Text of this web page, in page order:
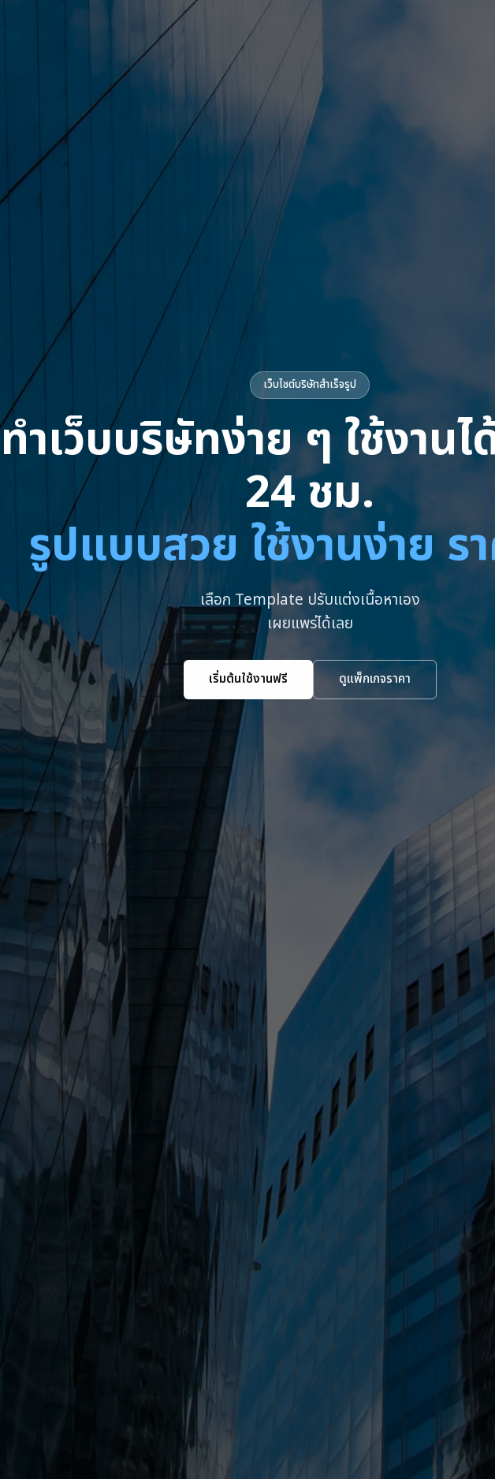
เว็บไซต์บริษัทสำเร็จรูป
ทำเว็บบริษัทง่าย ๆ ใช้งานไ
24 ชม.
รูปแบบสวย ใช้งานง่าย ร
เลือก Template ปรับแต่งเนื้อหาเอง
เผยแพร่ได้เลย
เริ่มต้นใช้งานฟรี ดูแพ็กเกจราคา